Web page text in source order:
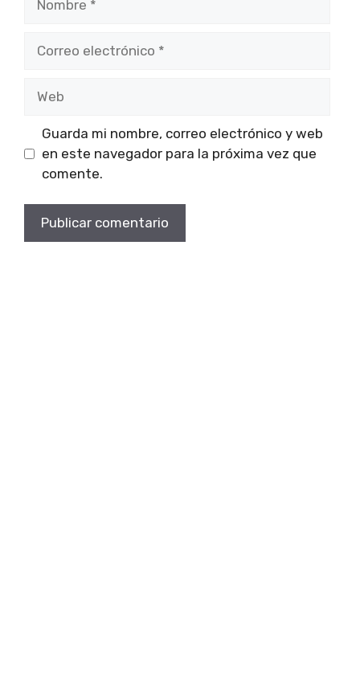
electrónico
Guarda mi nombre, correo electrónico y web
en este navegador para la próxima vez que
comente.